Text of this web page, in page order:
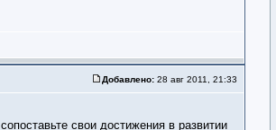
Добавлено: 28 авг 2011, 21:33
свои достижения в развитии